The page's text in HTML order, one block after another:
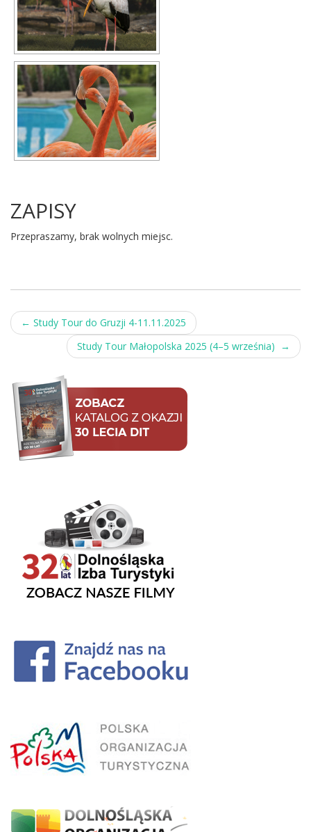
ZAPISY
Przepraszamy, brak wolnych miejsc.
Post
navigation
← Study Tour do Gruzji 4-11.11.2025
Study Tour Małopolska 2025 (4–5 września) →